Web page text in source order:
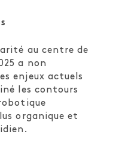
au centre de
a non
enjeux actuels
les contours
organique et